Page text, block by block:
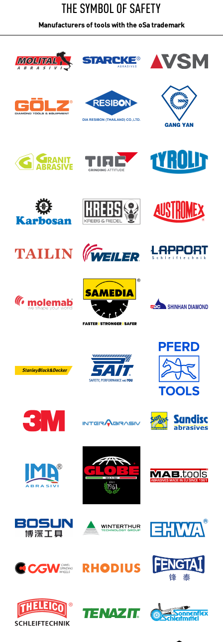
Manufacturers of tools with the oSa trademark